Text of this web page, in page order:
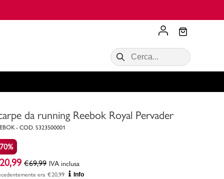
Acquista ora
CIAK
Acquista
Scopri di più
Consigli
da running Reebok Royal Pervader
- COD. S323500001
20,99 €69,99 IVA inclusa
era €20,99 Info